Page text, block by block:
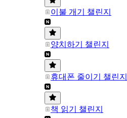
이불 개기 챌린지
양치하기 챌린지
휴대폰 줄이기 챌린지
책 읽기 챌린지